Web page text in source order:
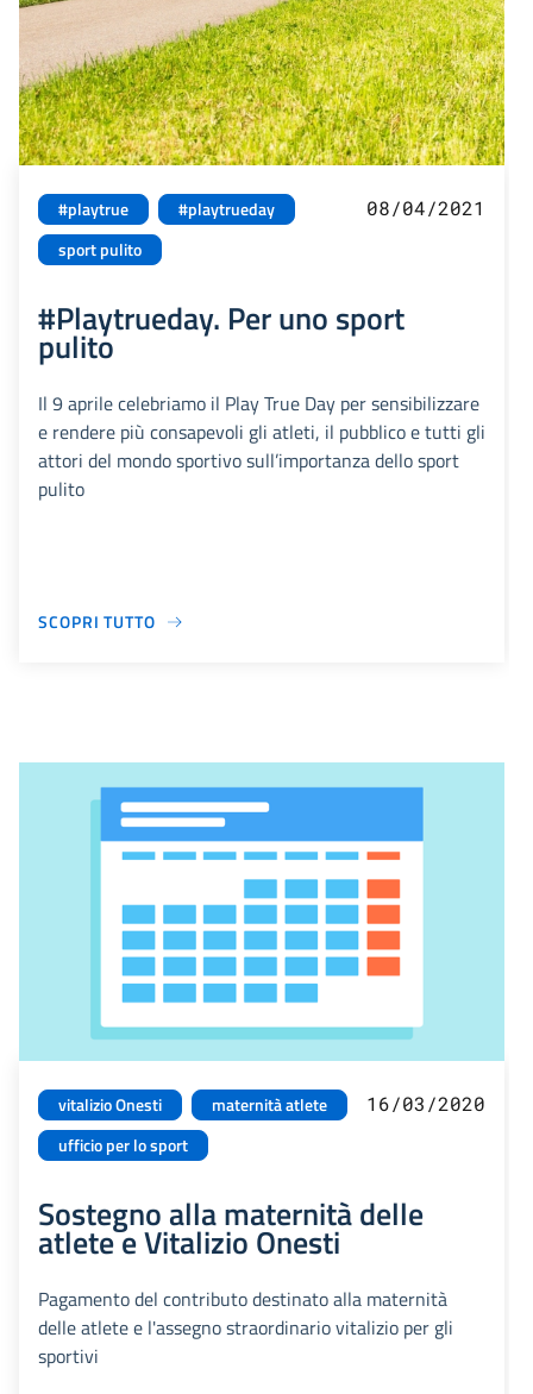
#playtrue
#playtrueday
sport pulito
08/04/2021
#Playtrueday. Per uno sport
pulito
Il 9 aprile celebriamo il Play True Day per sensibilizzare
e rendere più consapevoli gli atleti, il pubblico e tutti gli
attori del mondo sportivo sull’importanza dello sport
pulito
SCOPRI TUTTO
vitalizio Onesti
maternità atlete
ufficio per lo sport
16/03/2020
Sostegno alla maternità delle
atlete e Vitalizio Onesti
Pagamento del contributo destinato alla maternità
delle atlete e l'assegno straordinario vitalizio per gli
sportivi